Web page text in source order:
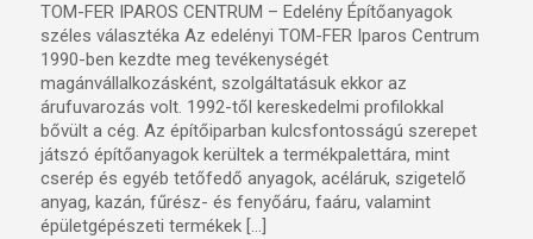
TOM-FER IPAROS CENTRUM – Edelény Építőanyagok
széles választéka Az edelényi TOM-FER Iparos Centrum
1990-ben kezdte meg tevékenységét
magánvállalkozásként, szolgáltatásuk ekkor az
árufuvarozás volt. 1992-től kereskedelmi profilokkal
bővült a cég. Az építőiparban kulcsfontosságú szerepet
játszó építőanyagok kerültek a termékpalettára, mint
cserép és egyéb tetőfedő anyagok, acéláruk, szigetelő
anyag, kazán, fűrész- és fenyőáru, faáru, valamint
épületgépészeti termékek […]